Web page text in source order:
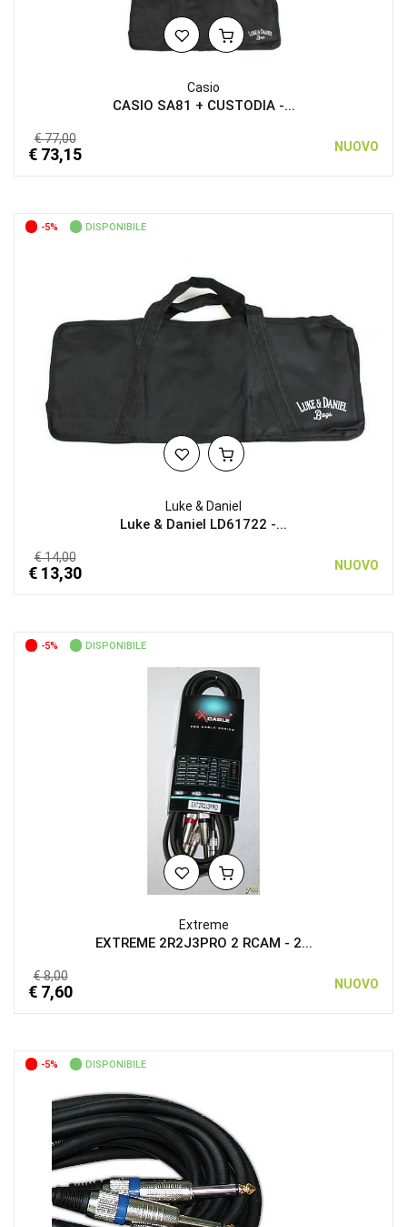
Casio
CASIO SA81 + CUSTODIA -...
€ 77,00
€ 73,15 NUOVO
-5% DISPONIBILE
Luke & Daniel
Luke & Daniel LD61722 -...
€ 14,00
€ 13,30 NUOVO
-5% DISPONIBILE
Extreme
EXTREME 2R2J3PRO 2 RCAM - 2...
€ 8,00
€ 7,60 NUOVO
-5% DISPONIBILE